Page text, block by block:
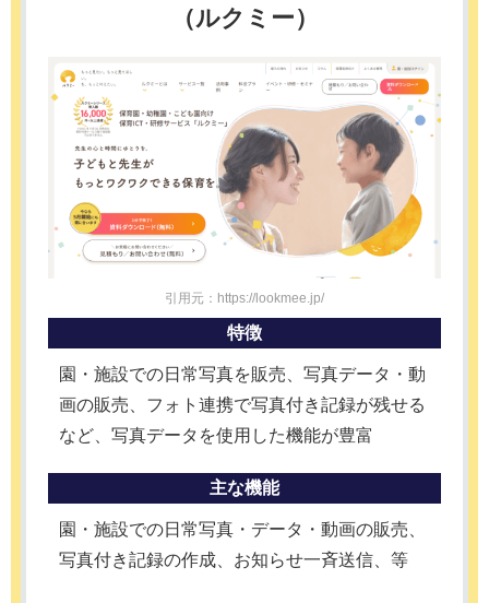
（ルクミー）
引用元：https://lookmee.jp/
特徴
園・施設での日常写真を販売、写真データ・動
画の販売、フォト連携で写真付き記録が残せる
など、写真データを使用した機能が豊富
主な機能
園・施設での日常写真・データ・動画の販売、
写真付き記録の作成、お知らせ一斉送信、等